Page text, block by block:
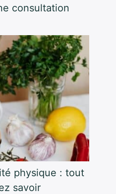
consultation
physique : tout
savoir